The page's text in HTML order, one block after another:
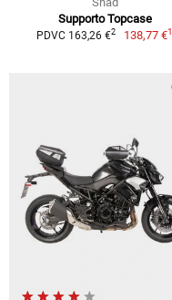
Supporto Topcase
PDVC 163,26 €2 138,77 €1